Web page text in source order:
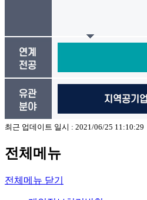
최근 업데이트 일시 : 2021/06/25 11:10:29
전체메뉴
전체메뉴 닫기